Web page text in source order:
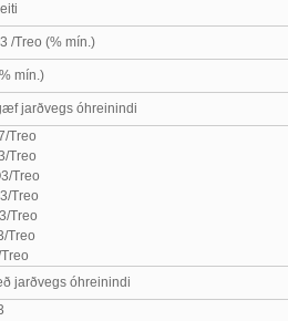
/Treo (% mín.)
mín.)
jarðvegs óhreinindi
Treo
Treo
Treo
Treo
Treo
Treo
jarðvegs óhreinindi